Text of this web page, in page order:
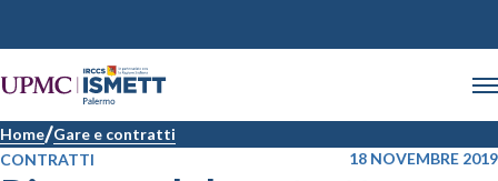
Home Gare e contratti
CONTRATTI
18 NOVEMBRE 2019